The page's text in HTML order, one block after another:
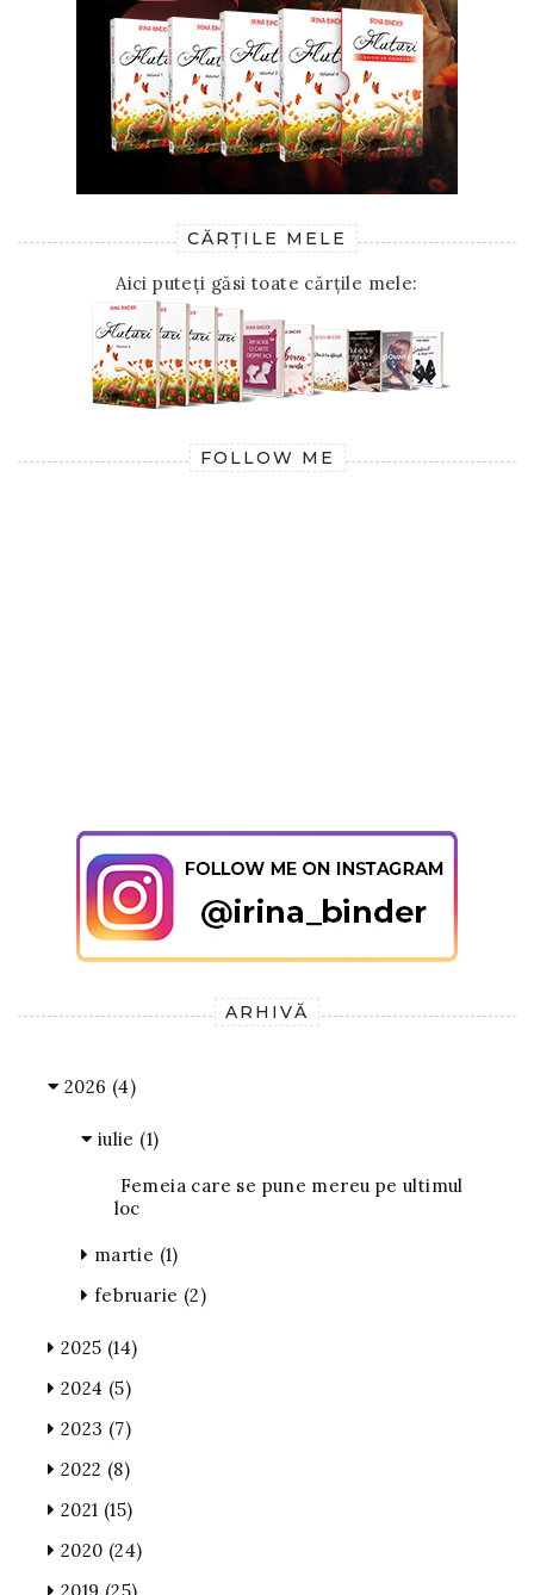
CĂRȚILE MELE
Aici puteți găsi toate cărțile mele:
FOLLOW ME
ARHIVĂ
2026 (4)
iulie (1)
Femeia care se pune mereu pe ultimul
loc
martie (1)
februarie (2)
2025 (14)
2024 (5)
2023 (7)
2022 (8)
2021 (15)
2020 (24)